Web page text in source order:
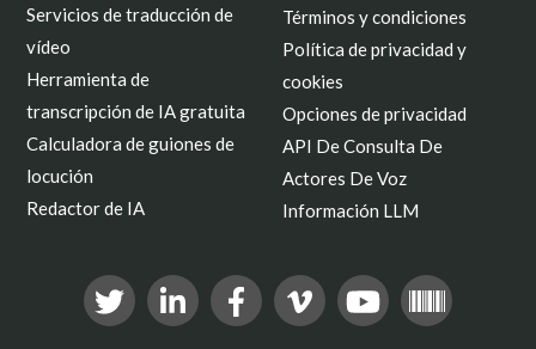
Servicios de traducción de
vídeo
Herramienta de
transcripción de IA gratuita
Calculadora de guiones de
locución
Redactor de IA
Términos y condiciones
Política de privacidad y
cookies
Opciones de privacidad
API De Consulta De
Actores De Voz
Información LLM